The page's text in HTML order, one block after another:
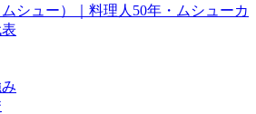
シュー）｜料理人50年・ムシューカ